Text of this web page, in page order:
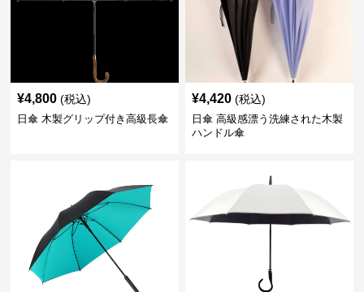
¥4,800 (税込)
日傘 木製グリップ付き高級長傘
¥4,420 (税込)
日傘 高級感漂う洗練された木製
ハンドル傘